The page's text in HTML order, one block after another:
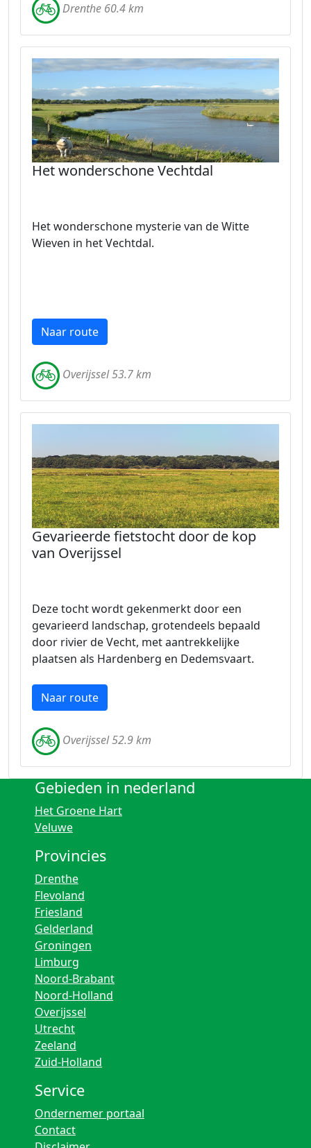
Drenthe 60.4 km
Het wonderschone Vechtdal
Het wonderschone mysterie van de Witte
Wieven in het Vechtdal.
Naar route
Overijssel 53.7 km
Gevarieerde fietstocht door de kop
van Overijssel
Deze tocht wordt gekenmerkt door een
gevarieerd landschap, grotendeels bepaald
door rivier de Vecht, met aantrekkelijke
plaatsen als Hardenberg en Dedemsvaart.
Naar route
Overijssel 52.9 km
Gebieden in nederland
Het Groene Hart
Veluwe
Provincies
Drenthe
Flevoland
Friesland
Gelderland
Groningen
Limburg
Noord-Brabant
Noord-Holland
Overijssel
Utrecht
Zeeland
Zuid-Holland
Service
Ondernemer portaal
Contact